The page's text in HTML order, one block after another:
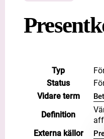
Typ
Status
Vidare term
Definition
Externa källor